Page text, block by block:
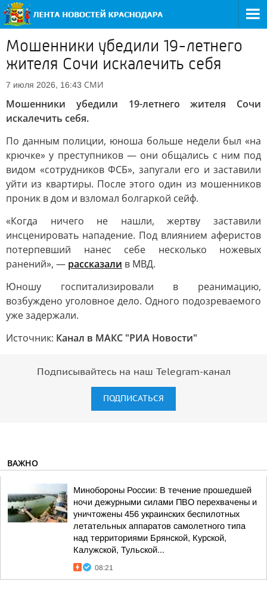
Мошенники убедили 19-летнего
жителя Сочи искалечить себя
7 июля 2026, 16:43 СМИ
Мошенники убедили 19-летнего жителя Сочи
искалечить себя.
По данным полиции, юноша больше недели был «на
крючке» у преступников — они общались с ним под
видом «сотрудников ФСБ», запугали его и заставили
уйти из квартиры. После этого один из мошенников
проник в дом и взломал болгаркой сейф.
«Когда ничего не нашли, жертву заставили
инсценировать нападение. Под влиянием аферистов
потерпевший нанес себе несколько ножевых
ранений», — рассказали в МВД.
Юношу госпитализировали в реанимацию,
возбуждено уголовное дело. Одного подозреваемого
уже задержали.
Источник: Канал в МАКС "РИА Новости"
Подписывайтесь на наш Telegram-канал
ПОДПИСАТЬСЯ
ВАЖНО
Минобороны России: В течение прошедшей
ночи дежурными силами ПВО перехвачены и
уничтожены 456 украинских беспилотных
летательных аппаратов самолетного типа
над территориями Брянской, Курской,
Калужской, Тульской...
08:21